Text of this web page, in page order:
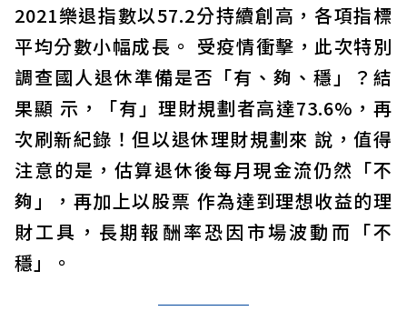
2021樂退指數以57.2分持續創高，各項指標
平均分數小幅成長。 受疫情衝擊，此次特別
調查國人退休準備是否「有、夠、穩」？結
果顯 示，「有」理財規劃者高達73.6%，再
次刷新紀錄！但以退休理財規劃來 說，值得
注意的是，估算退休後每月現金流仍然「不
夠」，再加上以股票 作為達到理想收益的理
財工具，長期報酬率恐因市場波動而「不
穩」。